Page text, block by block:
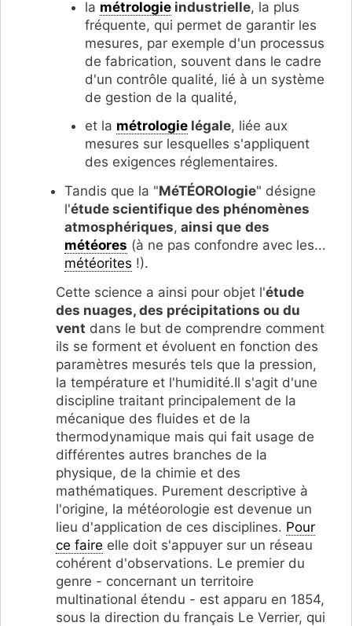
la métrologieindustrielle, la plus
fréquente, qui permet de garantir les
mesures, par exemple d'un processus
de fabrication, souvent dans le cadre
d'un contrôle qualité, lié à un système
de gestion de la qualité,
et la métrologielégale, liée aux
mesures sur lesquelles s'appliquent
des exigences réglementaires.
Tandis que la "MéTÉOROlogie" désigne
l'étude scientifique des phénomènes
atmosphériques, ainsi que des
météores (à ne pas confondre avec les...
météorites !).
Cette science a ainsi pour objet l'étude
des nuages, des précipitations ou du
vent dans le but de comprendre comment
ils se forment et évoluent en fonction des
paramètres mesurés tels que la pression,
la température et l'humidité.Il s'agit d'une
discipline traitant principalement de la
mécanique des fluides et de la
thermodynamique mais qui fait usage de
différentes autres branches de la
physique, de la chimie et des
mathématiques. Purement descriptive à
l'origine, la météorologie est devenue un
lieu d'application de ces disciplines. Pour
ce faire elle doit s'appuyer sur un réseau
cohérent d'observations. Le premier du
genre - concernant un territoire
multinational étendu - est apparu en 1854,
sous la direction du français Le Verrier, qui